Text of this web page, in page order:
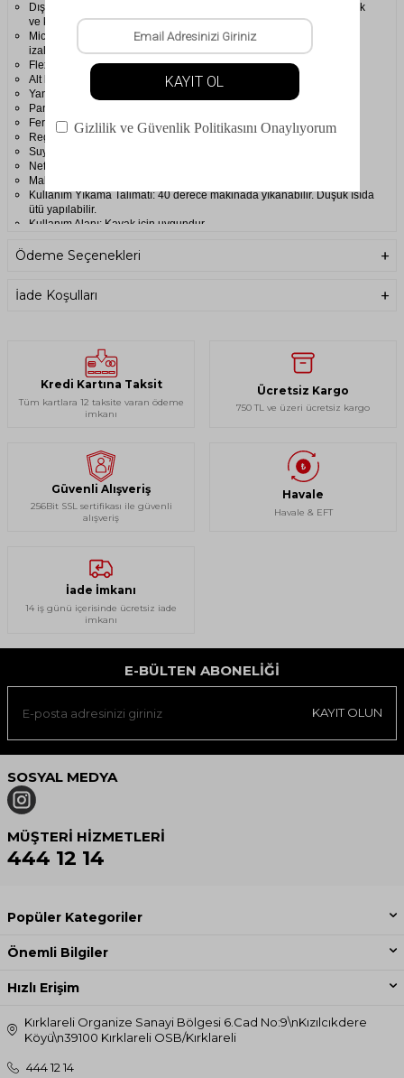
Dış mekan aktivitesi sırasında ProTech teknolojisi ile konforlu sıcaklık
ve kuruluk için su geçirmeye karşı dayanıklı kumaştan üretilmiştir.
Microfill teknolojisi ile içerisinde bulunan dolgu maddesi yüksek ısı
izalasyonu sağlar.
FlexTec teknolojisi ile geniş hareket özgürlüğü sağlar.
Alt kısmında rüzgar patı bulunmaktadır.
Yanlarında 2 adet fermuarlı cep bulunmaktadır.
Pantolon paçlarında ayarlabilir fermuarları bulunmaktadır.
Fermuarlı el cepleri
Regular kesim
Suya dayanıklılık oranı: 10.000 mm
Nefes Alabilirlik oranı: 10.000 g/m
Malzeme: %95 Polyamide / %5 Spandex kumaş
Kullanım Yıkama Talimatı: 40 derece makinada yıkanabilir. Düşük ısıda
ütü yapılabilir.
Kullanım Alanı: Kayak için uygundur.
Ödeme Seçenekleri
İade Koşulları
Kredi Kartına Taksit
Tüm kartlara 12 taksite varan ödeme
imkanı
Ücretsiz Kargo
750 TL ve üzeri ücretsiz kargo
Güvenli Alışveriş
256Bit SSL sertifikası ile güvenli
alışveriş
Havale
Havale & EFT
İade İmkanı
14 iş günü içerisinde ücretsiz iade
imkanı
E-BÜLTEN ABONELIĞI
KAYIT OLUN
SOSYAL MEDYA
MÜŞTERI HIZMETLERI
444 12 14
Popüler Kategoriler
Önemli Bilgiler
Hızlı Erişim
Kırklareli Organize Sanayi Bölgesi 6.Cad No:9\nKızılcıkdere
Köyü\n39100 Kırklareli OSB/Kırklareli
444 12 14